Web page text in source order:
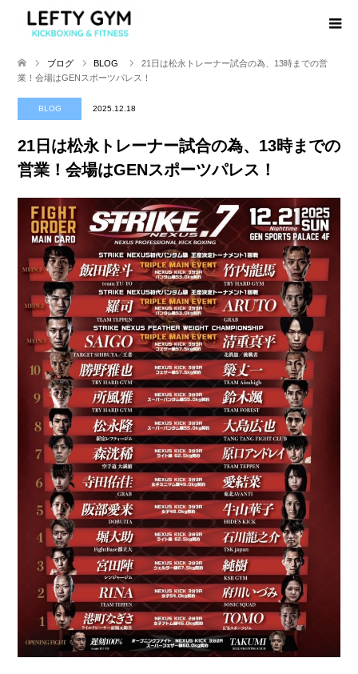
ブログ BLOG
21日は松永トレーナー試合の為、13時までの営
業！会場はGENスポーツパレス！
BLOG 2025.12.18
21日は松永トレーナー試合の為、13時までの
営業！会場はGENスポーツパレス！